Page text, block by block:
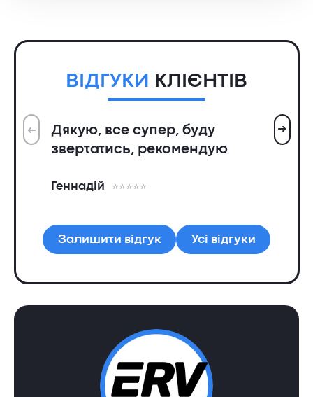
ВІДГУКИ КЛІЄНТІВ
Дякую, все супер, буду
звертатись, рекомендую
Геннадій
➜ ➜
Залишити відгук Усі відгуки